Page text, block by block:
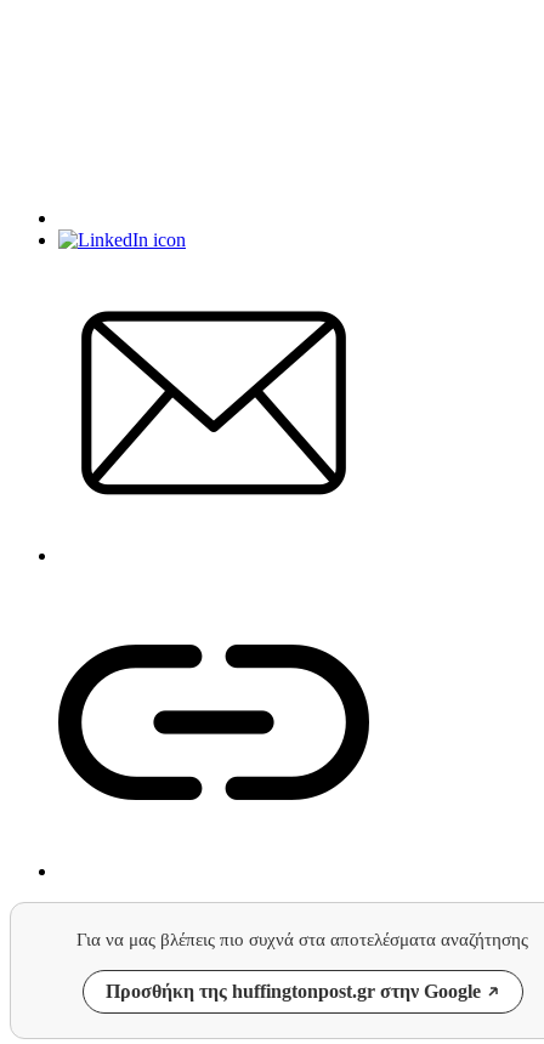
Για να μας βλέπεις πιο συχνά στα αποτελέσματα αναζήτησης
Προσθήκη της huffingtonpost.gr στην Google